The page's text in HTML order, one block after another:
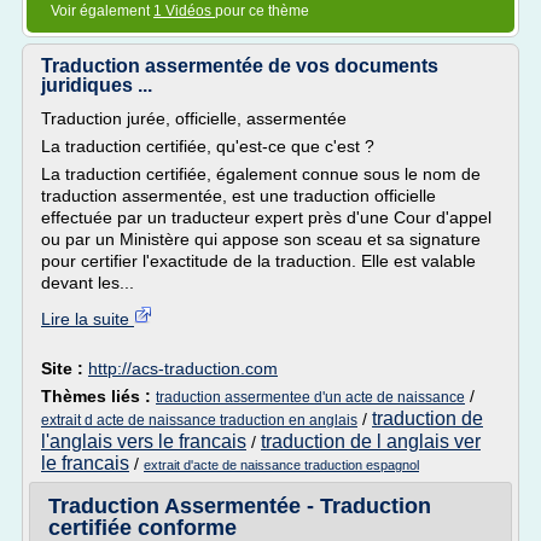
Voir également 1 Vidéos pour ce thème
Traduction assermentée de vos documents
juridiques ...
Traduction jurée, officielle, assermentée
La traduction certifiée, qu'est-ce que c'est ?
La traduction certifiée, également connue sous le nom de
traduction assermentée, est une traduction officielle
effectuée par un traducteur expert près d'une Cour d'appel
ou par un Ministère qui appose son sceau et sa signature
pour certifier l'exactitude de la traduction. Elle est valable
devant les...
Lire la suite
Site : http://acs-traduction.com
Thèmes liés : traduction assermentee d'un acte de naissance /
extrait d acte de naissance traduction en anglais / traduction de
l'anglais vers le francais / traduction de l anglais ver
le francais / extrait d'acte de naissance traduction espagnol
Traduction Assermentée - Traduction
certifiée conforme